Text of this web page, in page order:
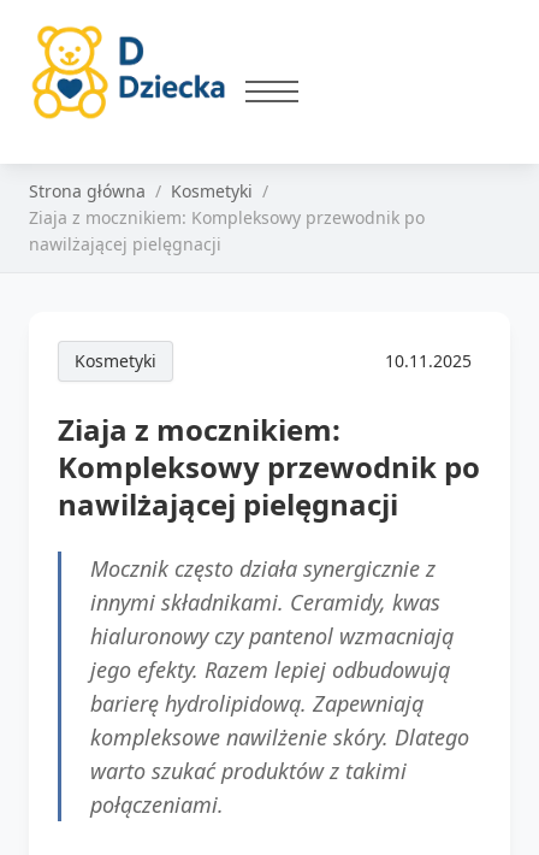
Strona główna
Kosmetyki
Ziaja z mocznikiem: Kompleksowy przewodnik po
nawilżającej pielęgnacji
Kosmetyki 10.11.2025
Ziaja z mocznikiem:
Kompleksowy przewodnik po
nawilżającej pielęgnacji
Mocznik często działa synergicznie z
innymi składnikami. Ceramidy, kwas
hialuronowy czy pantenol wzmacniają
jego efekty. Razem lepiej odbudowują
barierę hydrolipidową. Zapewniają
kompleksowe nawilżenie skóry. Dlatego
warto szukać produktów z takimi
połączeniami.